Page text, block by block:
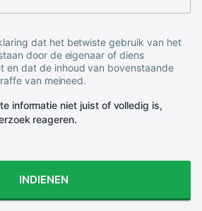
dat het betwiste gebruik van het
door de eigenaar of diens
en dat de inhoud van bovenstaande
van meineed.
informatie niet juist of volledig is,
reageren.
INDIENEN